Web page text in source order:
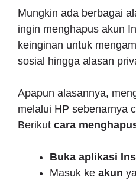
Mungkin ada berbagai
ingin menghapus akun
keinginan untuk
sosial hingga alasan
Apapun alasannya,
melalui HP sebenarnya
Berikut cara
Buka aplikasi
Masuk ke akun